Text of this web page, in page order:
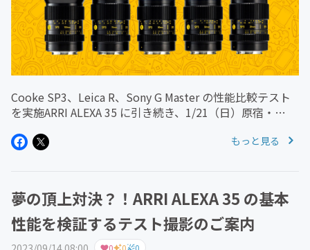
Cooke SP3、Leica R、Sony G Master の性能比較テスト
を実施ARRI ALEXA 35 に引き続き、1/21（日）原宿・
本性能を検証する、...
もっと見る
夢の頂上対決？！ARRI ALEXA 35 の基本
性能を検証するテスト撮影のご案内